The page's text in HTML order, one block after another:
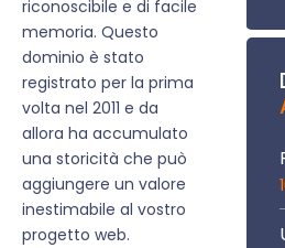
riconoscibile e di facile
memoria. Questo
dominio è stato
registrato per la prima
volta nel 2011 e da
allora ha accumulato
una storicità che può
aggiungere un valore
inestimabile al vostro
progetto web.